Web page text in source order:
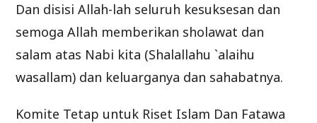
Dan disisi Allah-lah seluruh kesuksesan dan
semoga Allah memberikan sholawat dan
salam atas Nabi kita (Shalallahu `alaihu
wasallam) dan keluarganya dan sahabatnya.
Komite Tetap untuk Riset Islam Dan Fatawa